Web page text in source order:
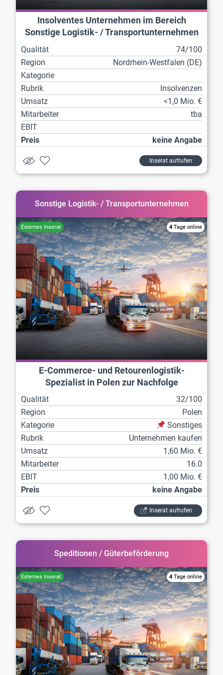
Insolventes Unternehmen im Bereich
Sonstige Logistik- / Transportunternehmen
Qualität
74/100
Region
Nordrhein-Westfalen (DE)
Kategorie
Rubrik
Insolvenzen
Umsatz
<1,0 Mio. €
Mitarbeiter
tba
EBIT
Preis
keine Angabe
Inserat aufrufen
Sonstige Logistik- / Transportunternehmen
4 Tage online
E-Commerce- und Retourenlogistik-
Spezialist in Polen zur Nachfolge
Qualität
32/100
Region
Polen
Kategorie
Sonstiges
Rubrik
Unternehmen kaufen
Umsatz
1,60 Mio. €
Mitarbeiter
16.0
EBIT
1,00 Mio. €
Preis
keine Angabe
Inserat aufrufen
Speditionen / Güterbeförderung
4 Tage online